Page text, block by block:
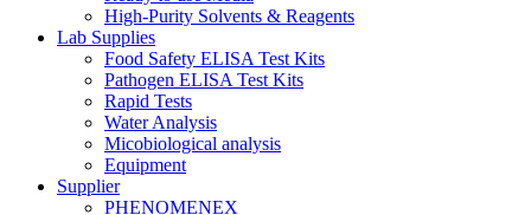
High-Purity Solvents & Reagents
Lab Supplies
Food Safety ELISA Test Kits
Pathogen ELISA Test Kits
Rapid Tests
Water Analysis
Micobiological analysis
Equipment
Supplier
PHENOMENEX